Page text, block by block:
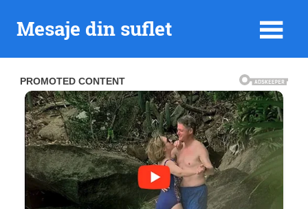
Mesaje din suflet